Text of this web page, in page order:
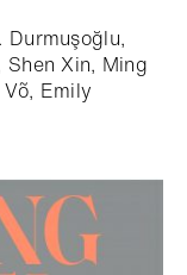
Shen Xin, Ming
Emily